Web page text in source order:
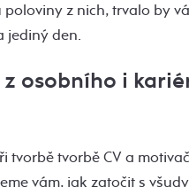
z nich, trvalo by
jediný den.
osobního i
tvorbě tvorbě CV a
vám, jak zatočit s